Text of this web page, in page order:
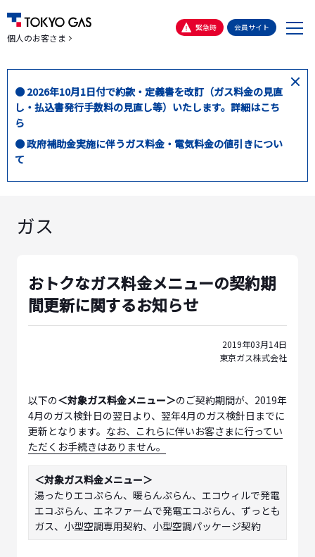
個人のお客さま
緊急時 会員サイト
メ
● 2026年10月1日付で約款・定義書を改訂（ガス料金の見直
し・払込書発行手数料の見直し等）いたします。詳細はこち
ら
● 政府補助金実施に伴うガス料金・電気料金の値引きについ
て
閉
ガス
おトクなガス料金メニューの契約期
間更新に関するお知らせ
2019年03月14日
東京ガス株式会社
以下の＜対象ガス料金メニュー＞のご契約期間が、2019年
4月のガス検針日の翌日より、翌年4月のガス検針日までに
更新となります。 なお、これらに伴いお客さまに行ってい
ただくお手続きはありません。
＜対象ガス料金メニュー＞
湯ったりエコぷらん、暖らんぷらん、エコウィルで発電
エコぷらん、エネファームで発電エコぷらん、ずっとも
ガス、小型空調専用契約、小型空調パッケージ契約